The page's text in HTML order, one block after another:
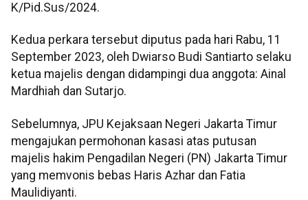
K/Pid.Sus/2024.
Kedua perkara tersebut diputus pada hari Rabu, 11
September 2023, oleh Dwiarso Budi Santiarto selaku
ketua majelis dengan didampingi dua anggota: Ainal
Mardhiah dan Sutarjo.
Sebelumnya, JPU Kejaksaan Negeri Jakarta Timur
mengajukan permohonan kasasi atas putusan
majelis hakim Pengadilan Negeri (PN) Jakarta Timur
yang memvonis bebas Haris Azhar dan Fatia
Maulidiyanti.